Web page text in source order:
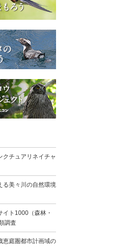
クチュアリネイチャ
る美々川の自然環境
イト1000（森林・
調査
恵庭圏都市計画域の